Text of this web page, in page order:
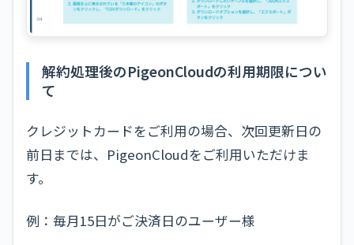
解約処理後のPigeonCloudの利用期限につい
て
クレジットカードをご利用の場合、次回更新日の
前日までは、PigeonCloudをご利用いただけま
す。
例：毎月15日がご決済日のユーザー様